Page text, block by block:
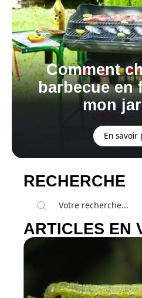
Comment
barbecue en
mon
En savoir
RECHERCHE
ARTICLES EN